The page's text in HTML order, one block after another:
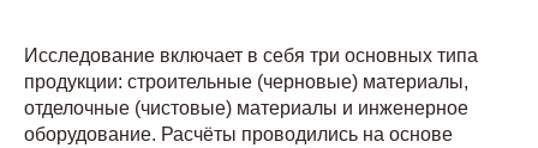
Исследование включает в себя три основных типа
продукции: строительные (черновые) материалы,
отделочные (чистовые) материалы и инженерное
оборудование. Расчёты проводились на основе